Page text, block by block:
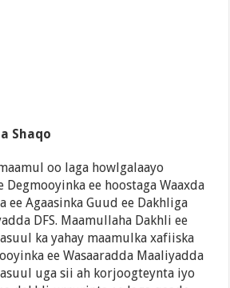
Shaqo
oo laga howlgalaayo
Degmooyinka ee hoostaga Waaxda
ee Agaasinka Guud ee Dakhliga
DFS. Maamullaha Dakhli ee
ka yahay maamulka xafiiska
ee Wasaaradda Maaliyadda
uga sii ah korjoogteynta iyo